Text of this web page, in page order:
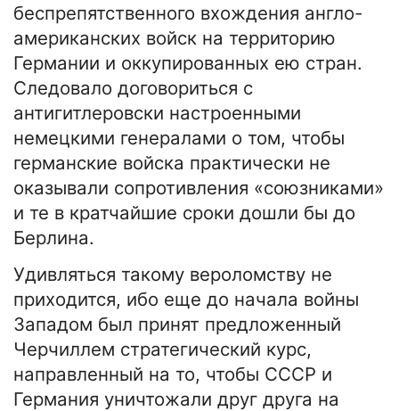
беспрепятственного вхождения англо-
американских войск на территорию
Германии и оккупированных ею стран.
Следовало договориться с
антигитлеровски настроенными
немецкими генералами о том, чтобы
германские войска практически не
оказывали сопротивления «союзниками»
и те в кратчайшие сроки дошли бы до
Берлина.
Удивляться такому вероломству не
приходится, ибо еще до начала войны
Западом был принят предложенный
Черчиллем стратегический курс,
направленный на то, чтобы СССР и
Германия уничтожали друг друга на